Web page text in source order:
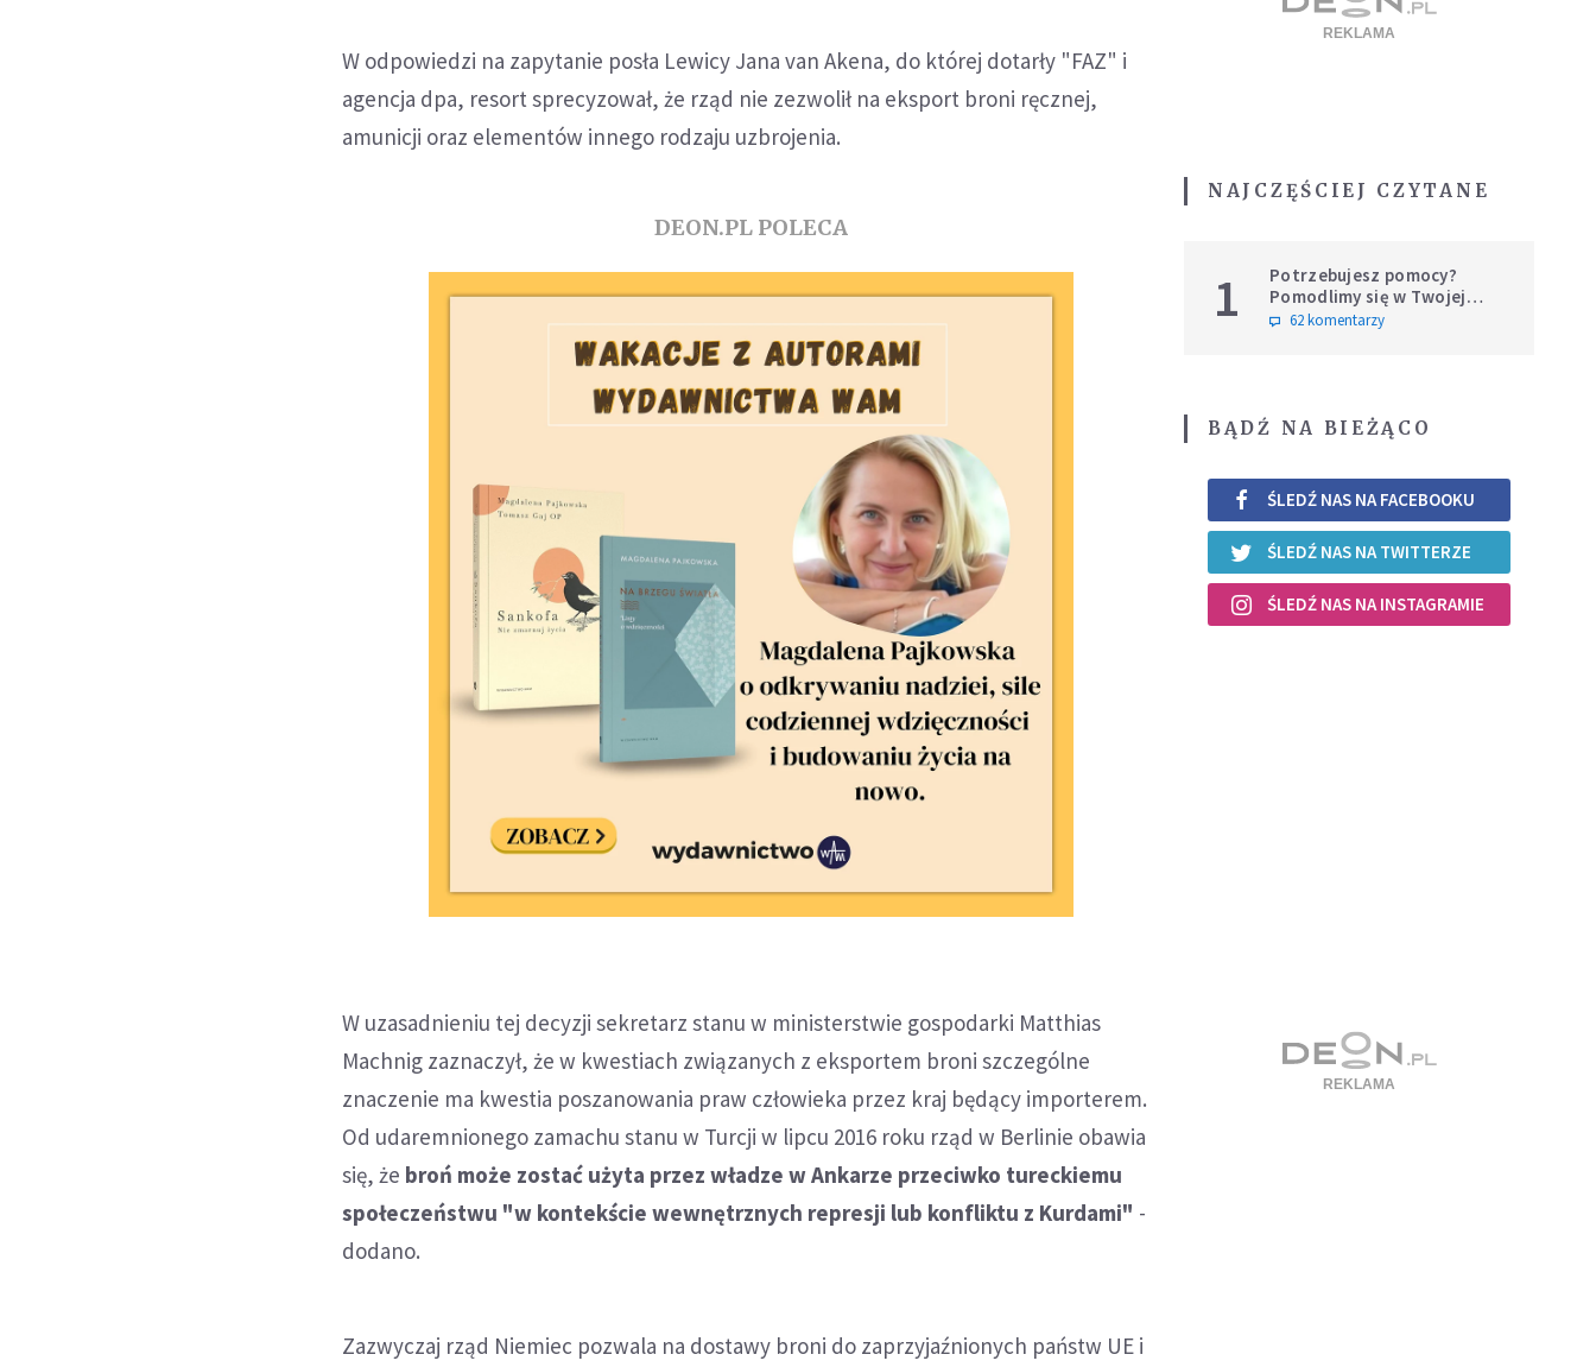
W odpowiedzi na zapytanie posła Lewicy Jana van Akena, do której dotarły "FAZ" i
agencja dpa, resort sprecyzował, że rząd nie zezwolił na eksport broni ręcznej,
amunicji oraz elementów innego rodzaju uzbrojenia.
DEON.PL POLECA
W uzasadnieniu tej decyzji sekretarz stanu w ministerstwie gospodarki Matthias
Machnig zaznaczył, że w kwestiach związanych z eksportem broni szczególne
znaczenie ma kwestia poszanowania praw człowieka przez kraj będący importerem.
Od udaremnionego zamachu stanu w Turcji w lipcu 2016 roku rząd w Berlinie obawia
się, że broń może zostać użyta przez władze w Ankarze przeciwko tureckiemu
społeczeństwu "w kontekście wewnętrznych represji lub konfliktu z Kurdami" -
dodano.
Zazwyczaj rząd Niemiec pozwala na dostawy broni do zaprzyjaźnionych państw UE i
NAJCZĘŚCIEJ CZYTANE
1
Potrzebujesz pomocy?
Pomodlimy się w Twojej
intencji
62 komentarzy
BĄDŹ NA BIEŻĄCO
ŚLEDŹ NAS NA FACEBOOKU
ŚLEDŹ NAS NA TWITTERZE
ŚLEDŹ NAS NA INSTAGRAMIE